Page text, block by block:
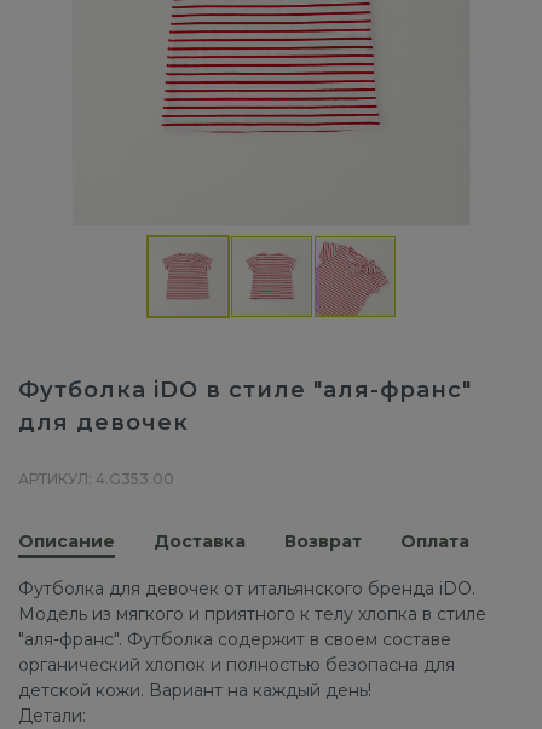
Футболка iDO в стиле "аля-франс"
для девочек
АРТИКУЛ: 4.G353.00
Описание Доставка Возврат Оплата
Футболка для девочек от итальянского бренда iDO.
Модель из мягкого и приятного к телу хлопка в стиле
"аля-франс". Футболка содержит в своем составе
органический хлопок и полностью безопасна для
детской кожи. Вариант на каждый день!
Детали: